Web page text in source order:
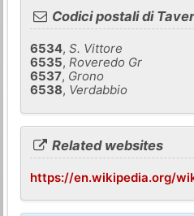
Codici postali di
6534,S. Vittore
6535,Roveredo Gr
6537, Grono
6538, Verdabbio
Related websites
https://en.wikipedia.org/